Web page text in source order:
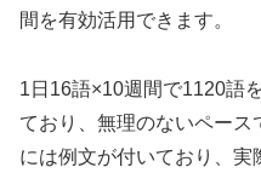
間を有効活用できます。
1日16語×10週間で1120語
ており、無理のないペー
には例文が付いており、